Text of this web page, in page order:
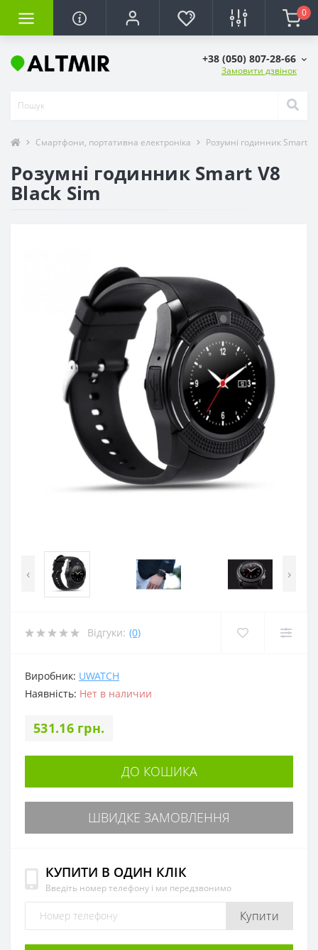
0
+38 (050) 807-28-66
Замовити дзвінок
Смартфони, портативна електроніка Розумні годинник
Розумні годинник Smart V8
Black Sim
‹ ›
Відгуки: (0)
Виробник: UWATCH
Наявність: Нет в наличии
531.16 грн.
ДО КОШИКА
ШВИДКЕ ЗАМОВЛЕННЯ
КУПИТИ В ОДИН КЛІК
Введіть номер телефону і ми передзвонимо
Купити